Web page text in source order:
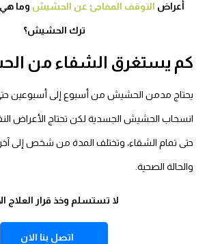
أعراض التوقف المفاجئ عن الحشيش وما هي
ترك الحشيش؟
كم يستغرق الشفاء من
يحتاج مدمن الحشيش من أسبوع إلى أسبوعين
حتى تمام الشقاء، وتختلف المدة من شخص إلى آخر
والحالة الصحية.
لا تستسلم وخذ قرار العلاج
اتصل بنا الان